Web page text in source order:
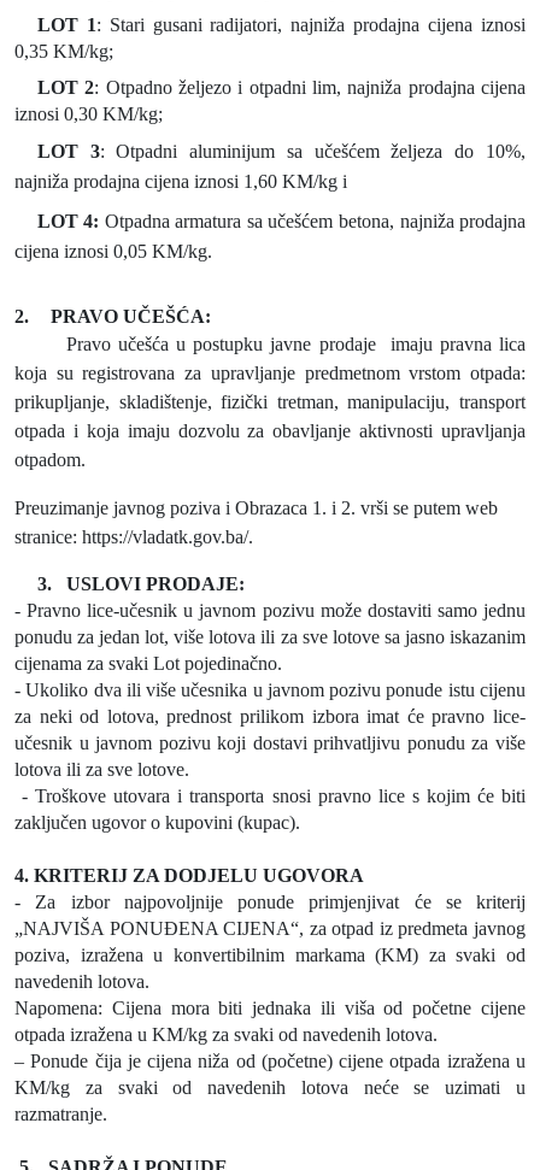
LOT 1: Stari gusani radijatori, najniža prodajna cijena iznosi
0,35 KM/kg;
LOT 2: Otpadno željezo i otpadni lim, najniža prodajna cijena
iznosi 0,30 KM/kg;
LOT 3: Otpadni aluminijum sa učešćem željeza do 10%,
najniža prodajna cijena iznosi 1,60 KM/kg i
LOT 4: Otpadna armatura sa učešćem betona, najniža prodajna
cijena iznosi 0,05 KM/kg.
2.
PRAVO UČEŠĆA:
Pravo učešća u postupku javne prodaje imaju pravna lica
koja su registrovana za upravljanje predmetnom vrstom otpada:
prikupljanje, skladištenje, fizički tretman, manipulaciju, transport
otpada i koja imaju dozvolu za obavljanje aktivnosti upravljanja
otpadom.
Preuzimanje javnog poziva i Obrazaca 1. i 2. vrši se putem web
stranice: https://vladatk.gov.ba/.
3.
USLOVI PRODAJE:
- Pravno lice-učesnik u javnom pozivu može dostaviti samo jednu
ponudu za jedan lot, više lotova ili za sve lotove sa jasno iskazanim
cijenama za svaki Lot pojedinačno.
- Ukoliko dva ili više učesnika u javnom pozivu ponude istu cijenu
za neki od lotova, prednost prilikom izbora imat će pravno lice-
učesnik u javnom pozivu koji dostavi prihvatljivu ponudu za više
lotova ili za sve lotove.
- Troškove utovara i transporta snosi pravno lice s kojim će biti
zaključen ugovor o kupovini (kupac).
4. KRITERIJ ZA DODJELU UGOVORA
- Za izbor najpovoljnije ponude primjenjivat će se kriterij
„NAJVIŠA PONUĐENA CIJENA“, za otpad iz predmeta javnog
poziva, izražena u konvertibilnim markama (KM) za svaki od
navedenih lotova.
Napomena: Cijena mora biti jednaka ili viša od početne cijene
otpada izražena u KM/kg za svaki od navedenih lotova.
– Ponude čija je cijena niža od (početne) cijene otpada izražena u
KM/kg za svaki od navedenih lotova neće se uzimati u
razmatranje.